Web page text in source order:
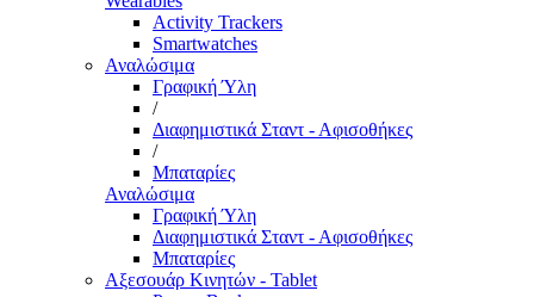
Activity Trackers
Smartwatches
Αναλώσιμα
Γραφική Ύλη
/
Διαφημιστικά Σταντ - Αφισοθήκες
/
Μπαταρίες
Αναλώσιμα
Γραφική Ύλη
Διαφημιστικά Σταντ - Αφισοθήκες
Μπαταρίες
Αξεσουάρ Κινητών - Tablet